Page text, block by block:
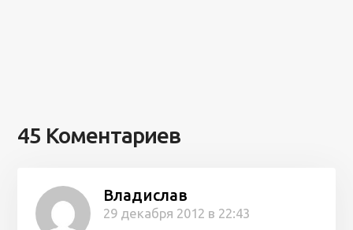
45 Коментариев
Владислав
29 декабря 2012 в 22:43